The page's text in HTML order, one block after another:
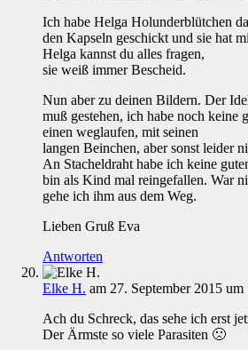
Ich habe Helga Holunderblütchen
den Kapseln geschickt und sie hat
Helga kannst du alles fragen,
sie weiß immer Bescheid.
Nun aber zu deinen Bildern. Der
muß gestehen, ich habe noch keine
einen weglaufen, mit seinen
langen Beinchen, aber sonst leider
An Stacheldraht habe ich keine
bin als Kind mal reingefallen. War
gehe ich ihm aus dem Weg.
Lieben Gruß Eva
Antworten
Elke H. am 27. September 2015 um
Ach du Schreck, das sehe ich erst
Der Ärmste so viele Parasiten 🙁